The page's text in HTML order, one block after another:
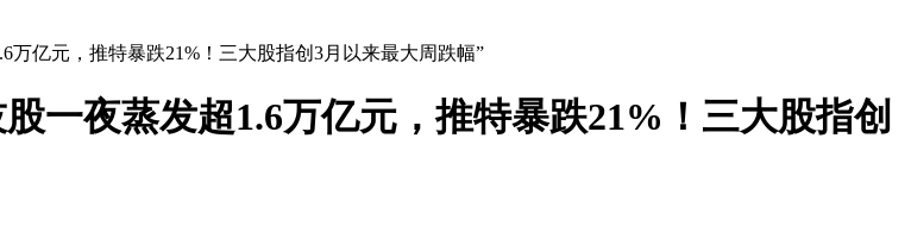
亿元，推特暴跌21%！三大股指创3月以来最大周跌幅”
一夜蒸发超1.6万亿元，推特暴跌21%！三大股指创